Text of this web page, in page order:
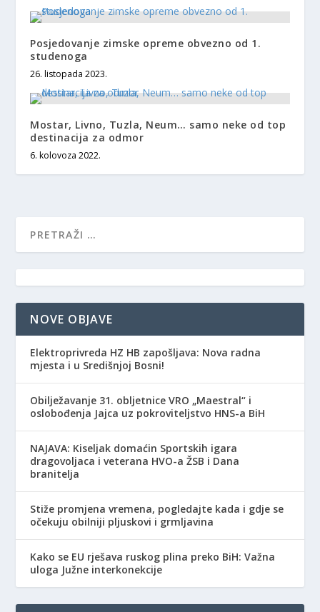
Posjedovanje zimske opreme obvezno od 1.
studenoga
26. listopada 2023.
Mostar, Livno, Tuzla, Neum… samo neke od top
destinacija za odmor
6. kolovoza 2022.
NOVE OBJAVE
Elektroprivreda HZ HB zapošljava: Nova radna
mjesta i u Središnjoj Bosni!
Obilježavanje 31. obljetnice VRO „Maestral“ i
oslobođenja Jajca uz pokroviteljstvo HNS-a BiH
NAJAVA: Kiseljak domaćin Sportskih igara
dragovoljaca i veterana HVO-a ŽSB i Dana
branitelja
Stiže promjena vremena, pogledajte kada i gdje se
očekuju obilniji pljuskovi i grmljavina
Kako se EU rješava ruskog plina preko BiH: Važna
uloga Južne interkonekcije